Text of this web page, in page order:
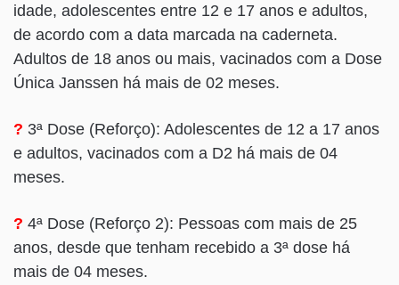
idade, adolescentes entre 12 e 17 anos e adultos,
de acordo com a data marcada na caderneta.
Adultos de 18 anos ou mais, vacinados com a Dose
Única Janssen há mais de 02 meses.
? 3ª Dose (Reforço): Adolescentes de 12 a 17 anos
e adultos, vacinados com a D2 há mais de 04
meses.
? 4ª Dose (Reforço 2): Pessoas com mais de 25
anos, desde que tenham recebido a 3ª dose há
mais de 04 meses.